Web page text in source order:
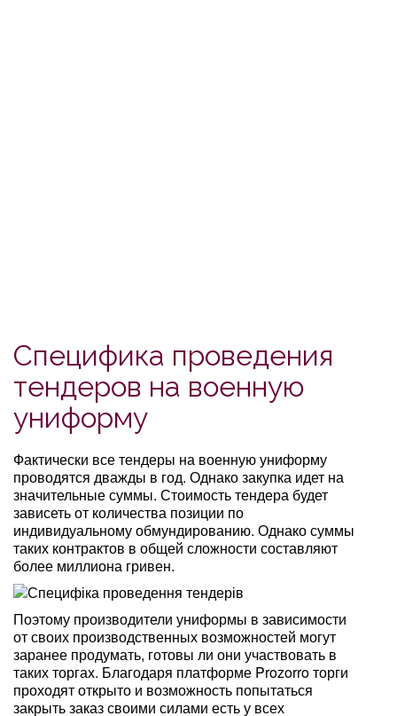
Специфика проведения
тендеров на военную
униформу
Фактически все тендеры на военную униформу
проводятся дважды в год. Однако закупка идет на
значительные суммы. Стоимость тендера будет
зависеть от количества позиции по
индивидуальному обмундированию. Однако суммы
таких контрактов в общей сложности составляют
более миллиона гривен.
Поэтому производители униформы в зависимости
от своих производственных возможностей могут
заранее продумать, готовы ли они участвовать в
таких торгах. Благодаря платформе Prozorro торги
проходят открыто и возможность попытаться
закрыть заказ своими силами есть у всех